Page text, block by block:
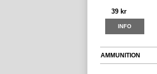
39 kr
INFO
AMMUNITION